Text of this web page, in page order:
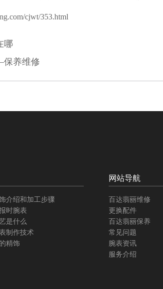
cjwt/353.html
哪
保养维修
介绍和加工步骤
时腕表
是什么
制作技术
精饰
网站导航
百达翡丽维修
更换配件
百达翡丽保养
常见问题
腕表资讯
服务介绍